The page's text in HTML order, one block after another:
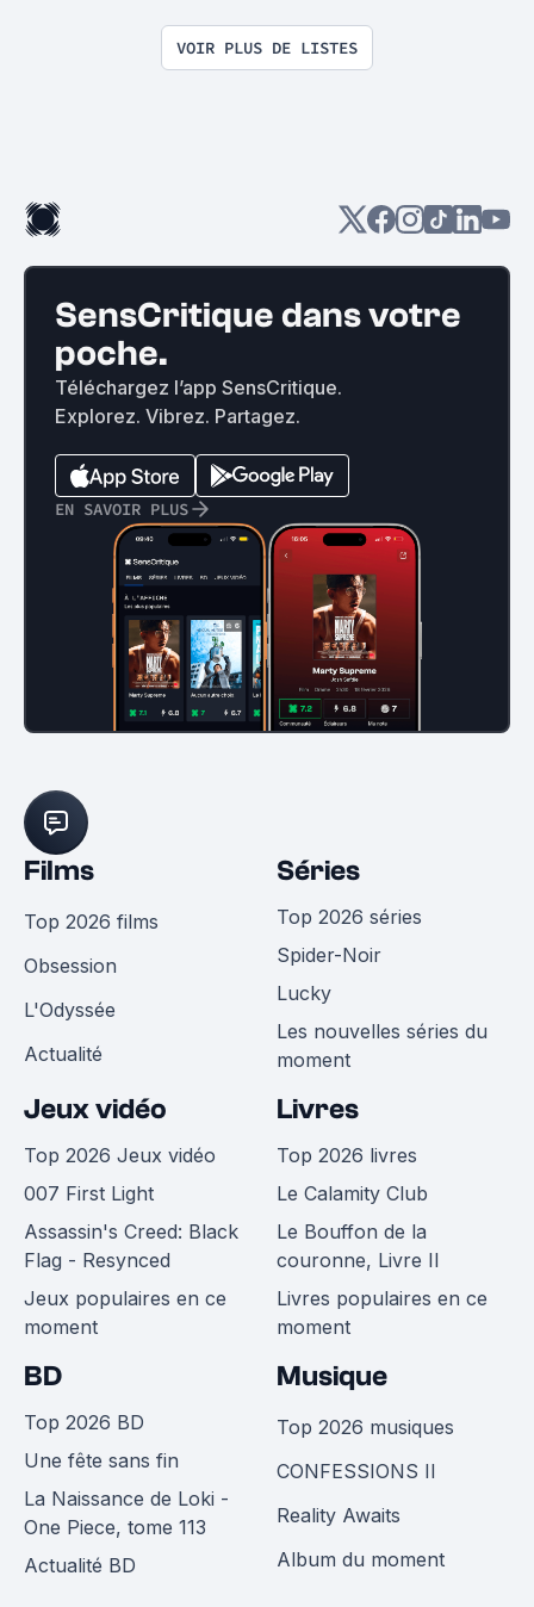
VOIR PLUS DE LISTES
SensCritique dans votre
poche.
Téléchargez l’app SensCritique.
Explorez. Vibrez. Partagez.
EN SAVOIR PLUS
Films
Top 2026 films
Obsession
L'Odyssée
Actualité
Séries
Top 2026 séries
Spider-Noir
Lucky
Les nouvelles séries du
moment
Jeux vidéo
Top 2026 Jeux vidéo
007 First Light
Assassin's Creed: Black
Flag - Resynced
Jeux populaires en ce
moment
Livres
Top 2026 livres
Le Calamity Club
Le Bouffon de la
couronne, Livre II
Livres populaires en ce
moment
BD
Top 2026 BD
Une fête sans fin
La Naissance de Loki -
One Piece, tome 113
Actualité BD
Musique
Top 2026 musiques
CONFESSIONS II
Reality Awaits
Album du moment